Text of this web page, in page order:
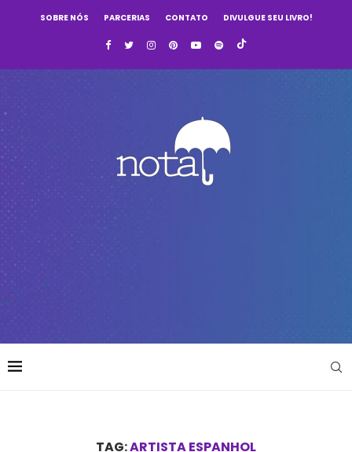
SOBRE NÓS PARCERIAS CONTATO DIVULGUE SEU LIVRO!
TAG:ARTISTA ESPANHOL